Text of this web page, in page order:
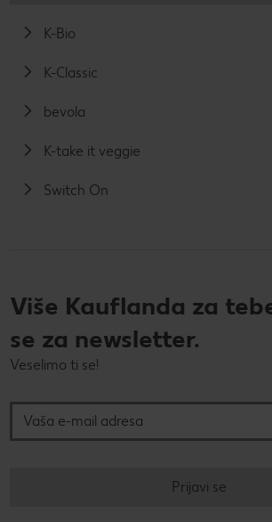
K-Bio
K-Classic
bevola
K-take it veggie
Switch On
Više Kauflanda za
se za newsletter.
Veselimo ti se!
Prijavi se